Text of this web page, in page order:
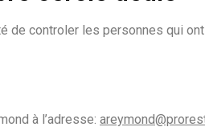
de controler les personnes qui
à l’adresse: